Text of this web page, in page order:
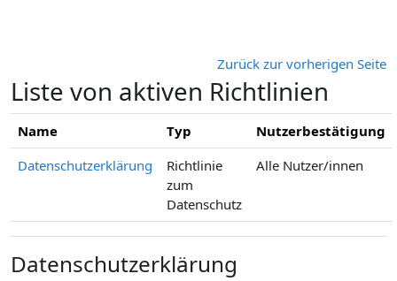
Zurück zur vorherigen Seite
Liste von aktiven Richtlinien
Name Typ
Nutzerbestätigung
Datenschutzerklärung
Richtlinie
zum
Datenschutz
Alle Nutzer/innen
Datenschutzerklärung